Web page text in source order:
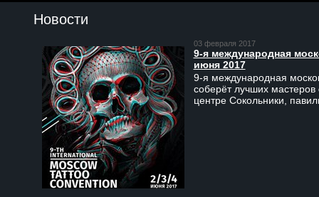
Новости
03 февраля 2017
9-я международная
июня 2017
9-я международная
соберёт лучших
центре Сокольники,